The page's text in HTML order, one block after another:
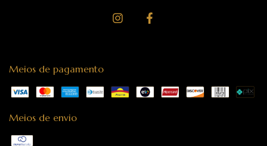
Meios de pagamento
Meios de envio